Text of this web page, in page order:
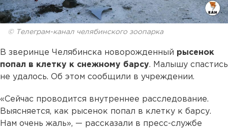
© Телеграм-канал челябинского зоопарка
В зверинце Челябинска новорожденный рысенок
попал в клетку к снежному барсу. Малышу спастись
не удалось. Об этом сообщили в учреждении.
«Сейчас проводится внутреннее расследование.
Выясняется, как рысенок попал в клетку к барсу.
Нам очень жаль», — рассказали в пресс-службе